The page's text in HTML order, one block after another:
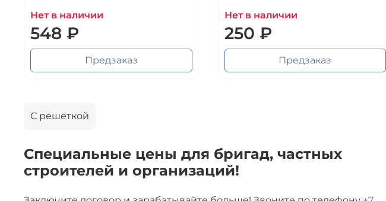
Нет в наличии
548 ₽
Предзаказ
Нет в наличии
250 ₽
Предзаказ
С решеткой
Специальные цены для бригад, частных
строителей и организаций!